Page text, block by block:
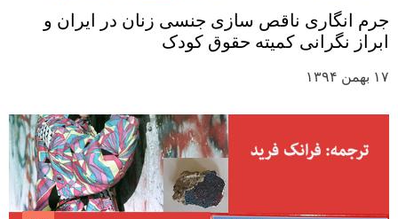
جرم انگاری ناقص سازی جنسی زنان در ایران و
ابراز نگرانی کمیته حقوق کودک
۱۷ بهمن ۱۳۹۴